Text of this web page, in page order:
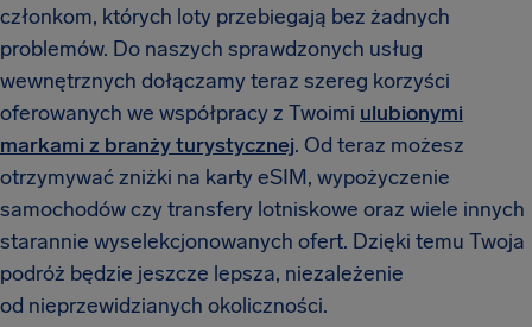
członkom, których loty przebiegają bez żadnych
problemów. Do naszych sprawdzonych usług
wewnętrznych dołączamy teraz szereg korzyści
oferowanych we współpracy z Twoimi ulubionymi
markami z branży turystycznej. Od teraz możesz
otrzymywać zniżki na karty eSIM, wypożyczenie
samochodów czy transfery lotniskowe oraz wiele innych
starannie wyselekcjonowanych ofert. Dzięki temu Twoja
podróż będzie jeszcze lepsza, niezależenie
od nieprzewidzianych okoliczności.